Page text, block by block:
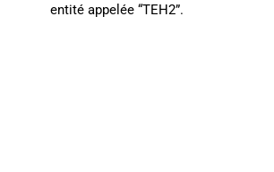
entité appelée “TEH2”.